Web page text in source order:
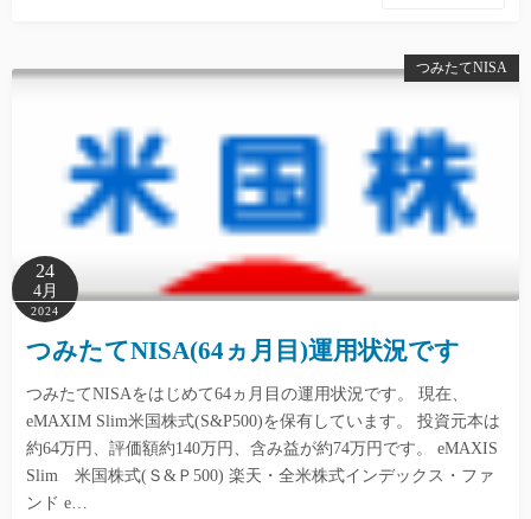
つみたてNISA
24
4月
2024
つみたてNISA(64ヵ月目)運用状況です
つみたてNISAをはじめて64ヵ月目の運用状況です。 現在、
eMAXIM Slim米国株式(S&P500)を保有しています。 投資元本は
約64万円、評価額約140万円、含み益が約74万円です。 eMAXIS
Slim 米国株式(Ｓ&Ｐ500) 楽天・全米株式インデックス・ファ
ンド e…